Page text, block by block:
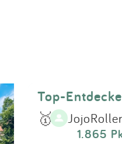
Top-
🥇 JojoRoller
1.865